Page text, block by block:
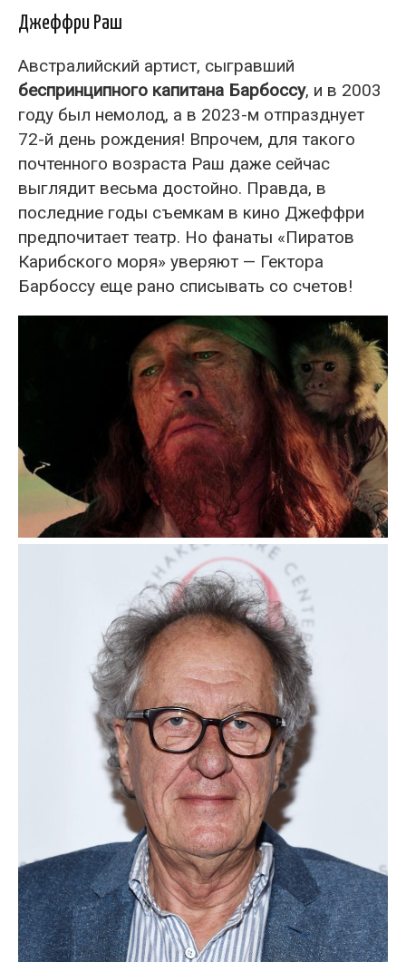
Джеффри Раш
Австралийский артист, сыгравший
беспринципного капитана Барбоссу, и в 2003
году был немолод, а в 2023-м отпразднует
72-й день рождения! Впрочем, для такого
почтенного возраста Раш даже сейчас
выглядит весьма достойно. Правда, в
последние годы съемкам в кино Джеффри
предпочитает театр. Но фанаты «Пиратов
Карибского моря» уверяют — Гектора
Барбоссу еще рано списывать со счетов!